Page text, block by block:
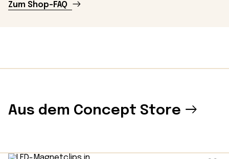
Zum Shop-FAQ
Aus dem Concept Store